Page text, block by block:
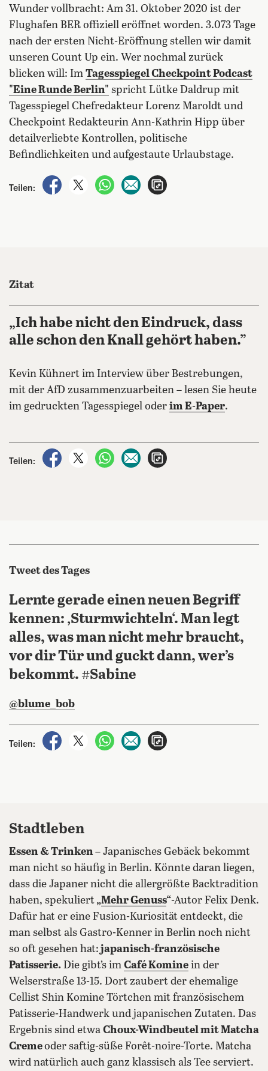
Wunder vollbracht: Am 31. Oktober 2020 ist der
Flughafen BER offiziell eröffnet worden. 3.073 Tage
nach der ersten Nicht-Eröffnung stellen wir damit
unseren Count Up ein. Wer nochmal zurück
blicken will: Im Tagesspiegel Checkpoint Podcast
"Eine Runde Berlin" spricht Lütke Daldrup mit
Tagesspiegel Chefredakteur Lorenz Maroldt und
Checkpoint Redakteurin Ann-Kathrin Hipp über
detailverliebte Kontrollen, politische
Befindlichkeiten und aufgestaute Urlaubstage.
Teilen:
auf Facebook teilen
auf X teilenper WhatsApp teilen
per E-Mail teilen
Zitat
„Ich habe nicht den Eindruck, dass
alle schon den Knall gehört haben.”
Kevin Kühnert im Interview über Bestrebungen,
mit der AfD zusammenzuarbeiten – lesen Sie heute
im gedruckten Tagesspiegel oder im E-Paper.
Teilen:
auf Facebook teilen
auf X teilenper WhatsApp teilen
per E-Mail teilen
Tweet des Tages
Lernte gerade einen neuen Begriff
kennen: ‚Sturmwichteln‘. Man legt
alles, was man nicht mehr braucht,
vor dir Tür und guckt dann, wer’s
bekommt. #Sabine
@blume_bob
Teilen:
auf Facebook teilen
auf X teilenper WhatsApp teilen
per E-Mail teilen
Stadtleben
Essen & Trinken– Japanisches Gebäck bekommt
man nicht so häufig in Berlin. Könnte daran liegen,
dass die Japaner nicht die allergrößte Backtradition
haben, spekuliert „Mehr Genuss“-Autor Felix Denk.
Dafür hat er eine Fusion-Kuriosität entdeckt, die
man selbst als Gastro-Kenner in Berlin noch nicht
so oft gesehen hat:japanisch-französische
Patisserie. Die gibt’s im Café Komine in der
Welserstraße 13-15. Dort zaubert der ehemalige
Cellist Shin Komine Törtchen mit französischem
Patisserie-Handwerk und japanischen Zutaten. Das
Ergebnis sind etwa Choux-Windbeutel mit Matcha
Cremeoder saftig-süße Forêt-noire-Torte. Matcha
wird natürlich auch ganz klassisch als Tee serviert.